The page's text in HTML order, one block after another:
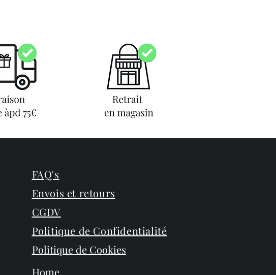
FAQ's
Envois et retours
CGDV
Politique de Confidentialité
Politique de Cookies
Home